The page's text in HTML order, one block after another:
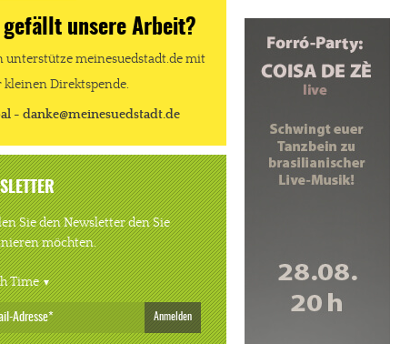
gefällt unsere Arbeit?
unterstütze meinesuedstadt.de mit
kleinen Direktspende.
- danke@meinesuedstadt.de
Sie den Newsletter den Sie
möchten.
Time
Anmelden